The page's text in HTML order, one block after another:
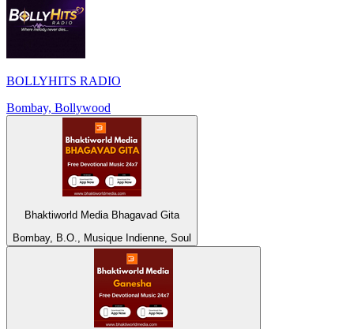
BOLLYHITS RADIO
Bombay, Bollywood
Bhaktiworld Media Bhagavad Gita
Bombay, B.O., Musique Indienne, Soul